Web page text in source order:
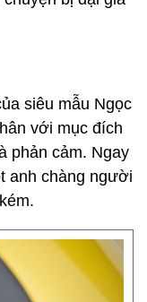
siêu mẫu Ngọc
với mục đích
phản cảm. Ngay
anh chàng người